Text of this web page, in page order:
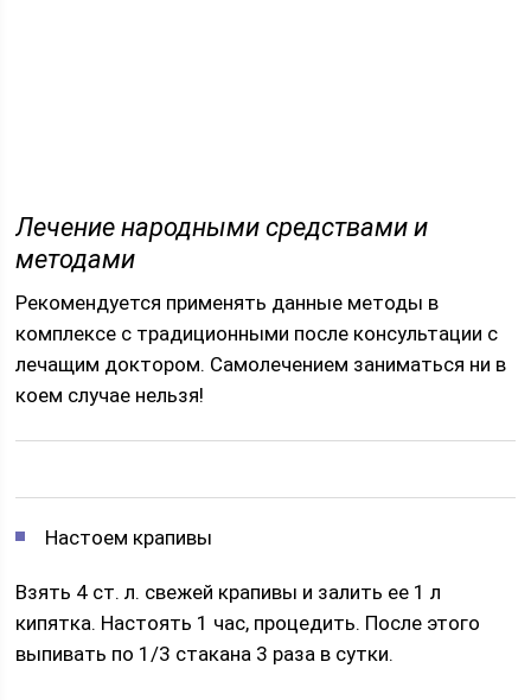
Лечение народными средствами и
методами
Рекомендуется применять данные методы в
комплексе с традиционными после консультации с
лечащим доктором. Самолечением заниматься ни в
коем случае нельзя!
Настоем крапивы
Взять 4 ст. л. свежей крапивы и залить ее 1 л
кипятка. Настоять 1 час, процедить. После этого
выпивать по 1/3 стакана 3 раза в сутки.